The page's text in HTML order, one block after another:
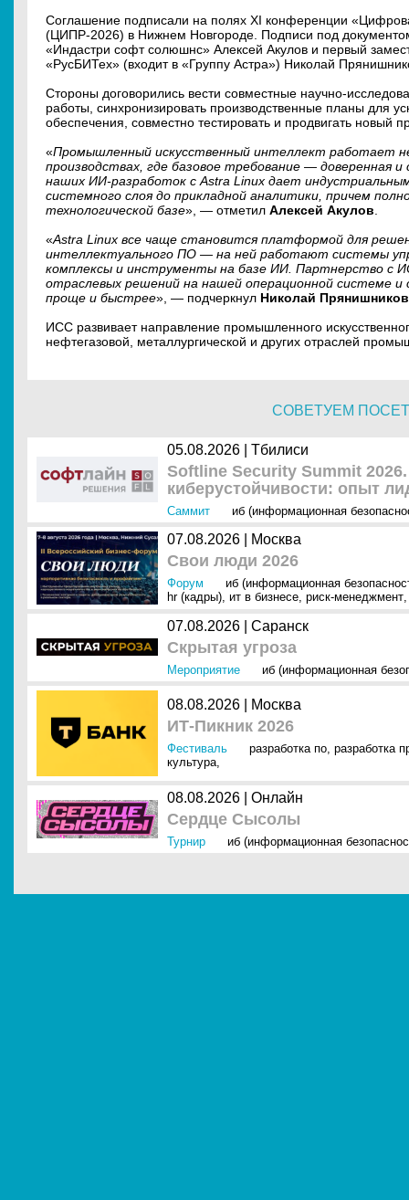
Соглашение подписали на полях XI конференции
(ЦИПР-2026) в Нижнем Новгороде. Подписи под
«Индастри софт солюшнс» Алексей Акулов и первый
«РусБИТех» (входит в «Группу Астра») Николай
Стороны договорились вести совместные научно-
работы, синхронизировать производственные планы для
обеспечения, совместно тестировать и продвигать новый
«Промышленный искусственный интеллект работает
производствах, где базовое требование — доверенная
наших ИИ-разработок с Astra Linux дает
системного слоя до прикладной аналитики, причем
технологической базе», — отметил Алексей Акулов
«Astra Linux все чаще становится платформой для
интеллектуального ПО — на ней работают системы
комплексы и инструменты на базе ИИ. Партнерство с
отраслевых решений на нашей операционной системе и
проще и быстрее», — подчеркнул Николай Прянишников
ИСС развивает направление промышленного
нефтегазовой, металлургической и других отраслей
СОВЕТУЕМ
05.08.2026 | Тбилиси
Softline Security Summit
киберустойчивости: опыт
Саммит иб (информационная
07.08.2026 | Москва
Свои люди 2026
Форум
иб (информационная
hr (кадры), ит в бизнесе, риск-менеджмент,
07.08.2026 | Саранск
Скрытая угроза
Мероприятие иб (информационная
08.08.2026 | Москва
ИТ-Пикник 2026
Фестиваль разработка по, разработка
культура,
08.08.2026 | Онлайн
Сердце Сысолы
Турнир иб (информационная